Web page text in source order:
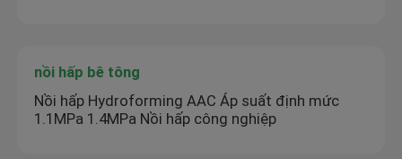
nồi hấp bê tông
Nồi hấp Hydroforming AAC Áp suất định mức
1.1MPa 1.4MPa Nồi hấp công nghiệp